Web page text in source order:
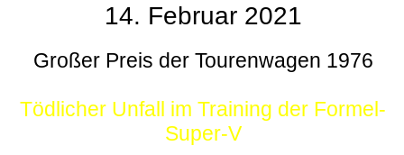
14. Februar 2021
Großer Preis der Tourenwagen 1976
Tödlicher Unfall im Training der Formel-
Super-V